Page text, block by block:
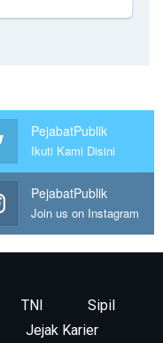
PejabatPublik
Ikuti Kami Disini
PejabatPublik
Join us on Instagram
TNI
Sipil
Jejak Karier